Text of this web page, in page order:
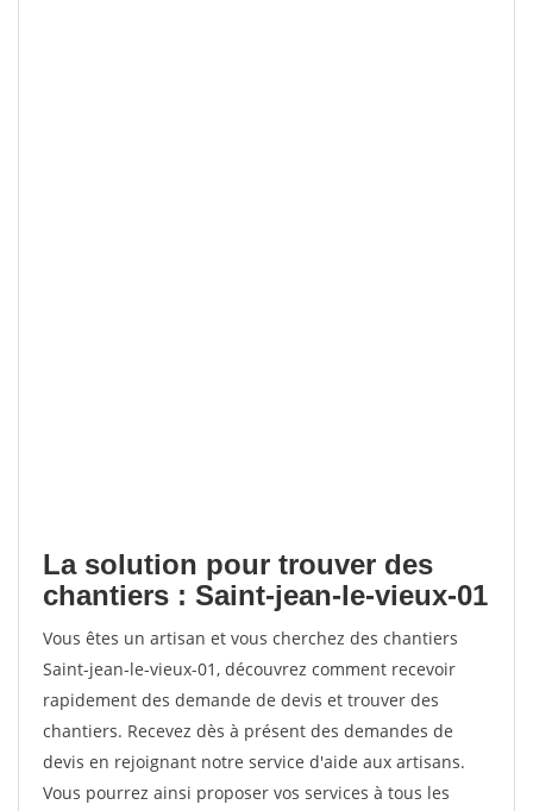
La solution pour trouver des
chantiers : Saint-jean-le-vieux-01
Vous êtes un artisan et vous cherchez des chantiers
Saint-jean-le-vieux-01, découvrez comment recevoir
rapidement des demande de devis et trouver des
chantiers. Recevez dès à présent des demandes de
devis en rejoignant notre service d'aide aux artisans.
Vous pourrez ainsi proposer vos services à tous les